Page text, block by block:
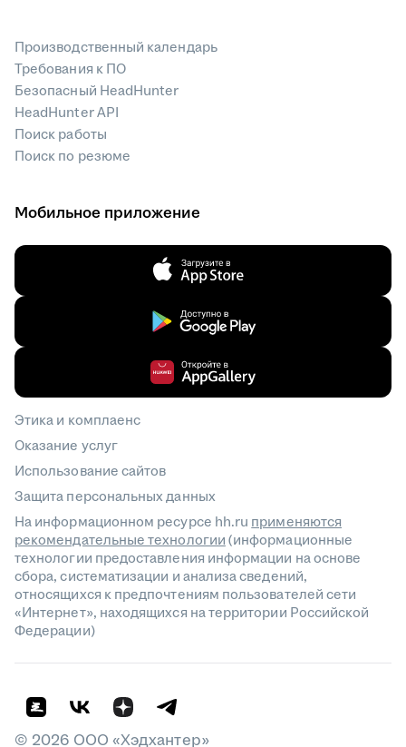
Производственный календарь
Требования к ПО
Безопасный HeadHunter
HeadHunter API
Поиск работы
Поиск по резюме
Мобильное приложение
Этика и комплаенс
Оказание услуг
Использование сайтов
Защита персональных данных
На информационном ресурсе hh.ru применяются
рекомендательные технологии(информационные
технологии предоставления информации на основе
сбора, систематизации и анализа сведений,
относящихся к предпочтениям пользователей сети
«Интернет», находящихся на территории Российской
Федерации)
© 2026 ООО «Хэдхантер»